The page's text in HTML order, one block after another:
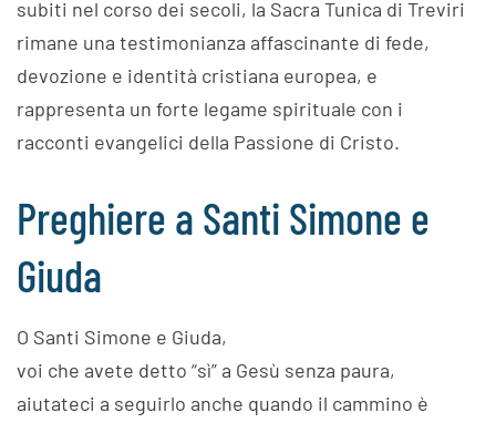
subiti nel corso dei secoli, la Sacra Tunica di Treviri
rimane una testimonianza affascinante di fede,
devozione e identità cristiana europea, e
rappresenta un forte legame spirituale con i
racconti evangelici della Passione di Cristo.
Preghiere a Santi Simone e
Giuda
O Santi Simone e Giuda,
voi che avete detto “sì” a Gesù senza paura,
aiutateci a seguirlo anche quando il cammino è